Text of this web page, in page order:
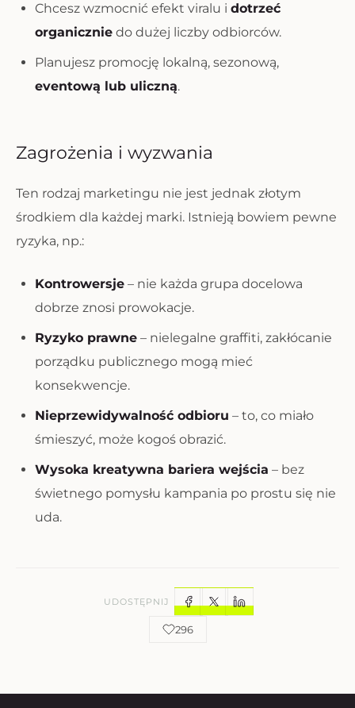
Chcesz wzmocnić efekt viralu i dotrzeć
organicznie do dużej liczby odbiorców.
Planujesz promocję lokalną, sezonową,
eventową lub uliczną.
Zagrożenia i wyzwania
Ten rodzaj marketingu nie jest jednak złotym
środkiem dla każdej marki. Istnieją bowiem pewne
ryzyka, np.:
Kontrowersje – nie każda grupa docelowa
dobrze znosi prowokacje.
Ryzyko prawne – nielegalne graffiti, zakłócanie
porządku publicznego mogą mieć
konsekwencje.
Nieprzewidywalność odbioru – to, co miało
śmieszyć, może kogoś obrazić.
Wysoka kreatywna bariera wejścia – bez
świetnego pomysłu kampania po prostu się nie
uda.
UDOSTĘPNIJ
296